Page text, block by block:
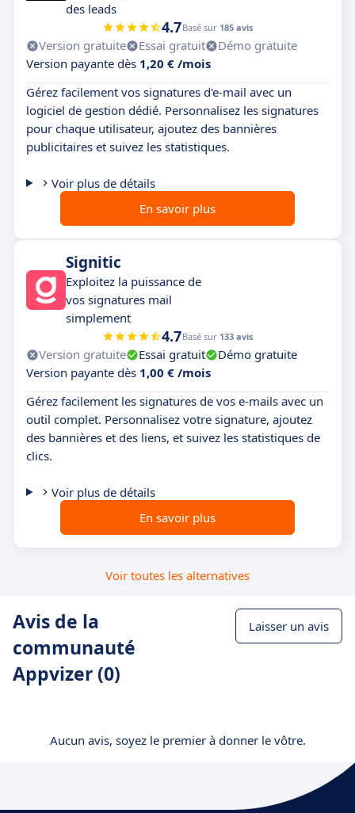
des leads
4.7Basé sur 185 avis
Version gratuite Essai gratuit
Démo gratuite
Version payante dès 1,20 € /mois
Gérez facilement vos signatures d'e-mail avec un
logiciel de gestion dédié. Personnalisez les signatures
pour chaque utilisateur, ajoutez des bannières
publicitaires et suivez les statistiques.
Voir plus de détails
En savoir plus
Signitic
Exploitez la puissance de
vos signatures mail
simplement
4.7Basé sur 133 avis
Version gratuite Essai gratuit
Démo gratuite
Version payante dès 1,00 € /mois
Gérez facilement les signatures de vos e-mails avec un
outil complet. Personnalisez votre signature, ajoutez
des bannières et des liens, et suivez les statistiques de
clics.
Voir plus de détails
En savoir plus
Voir toutes les alternatives
Avis de la
communauté
Appvizer (0)
Laisser un avis
Aucun avis, soyez le premier à donner le vôtre.